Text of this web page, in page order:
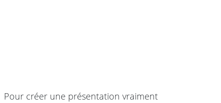
Pour créer une présentation vraiment